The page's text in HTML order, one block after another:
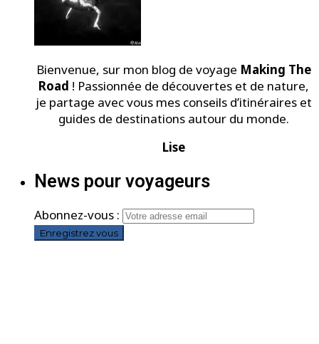
Bienvenue, sur mon blog de voyage Making The
Road ! Passionnée de découvertes et de nature,
je partage avec vous mes conseils d’itinéraires et
guides de destinations autour du monde.
Lise
News pour voyageurs
Abonnez-vous :